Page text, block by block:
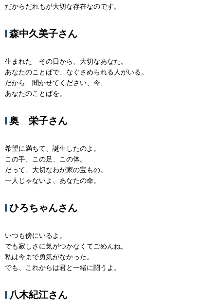
だからだれもが大切な存在なのです。
森中久美子さん
生まれた その日から、大切なあなた。
あなたのことばで、なぐさめられる人がいる。
だから 聞かせてください、今、
あなたのことばを。
奥 栄子さん
希望に満ちて、誕生したのよ。
この手、この足、この体。
だって、大切なわが家の宝もの。
一人じゃないよ、あなたの命。
ひろちゃんさん
いつも傍にいるよ。
でも寂しさに気がつかなくてごめんね。
私は今まで勇気がなかった。
でも、これからは君と一緒に闘うよ。
八木紀江さん